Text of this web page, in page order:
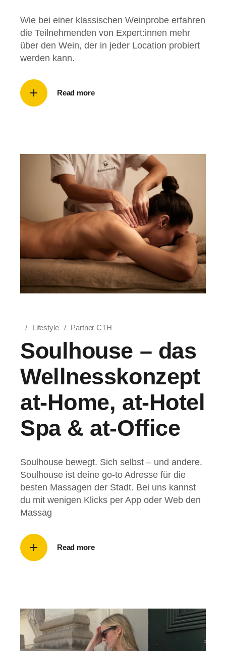
Wie bei einer klassischen Weinprobe erfahren
die Teilnehmenden von Expert:innen mehr
über den Wein, der in jeder Location probiert
werden kann.
Read more
Lifestyle Partner CTH
Soulhouse – das
Wellnesskonzept
at-Home, at-Hotel
Spa & at-Office
Soulhouse bewegt. Sich selbst – und andere.
Soulhouse ist deine go-to Adresse für die
besten Massagen der Stadt. Bei uns kannst
du mit wenigen Klicks per App oder Web den
Massag
Read more